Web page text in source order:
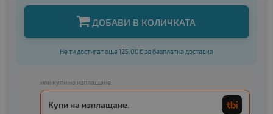
ДОБАВИ В КОЛИЧКАТА
Не ти достигат още 125.00€ за безплатна доставка
или купи на изплащане:
Купи на изплащане.